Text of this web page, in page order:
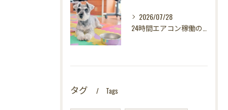
2026/07/28
タグ Tags